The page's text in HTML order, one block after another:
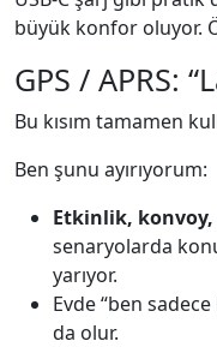
büyük konfor oluyor.
GPS / APRS:
Bu kısım tamamen
Ben şunu ayırıyorum:
Etkinlik,
senaryolarda
yarıyor.
Evde “ben
da olur.